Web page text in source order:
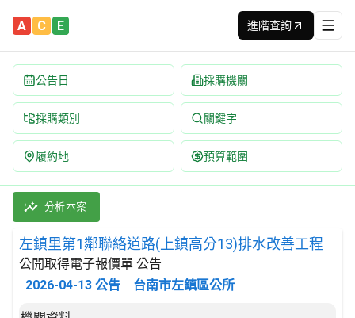
A C E 進階查詢
公告日 採購機關
採購類別 關鍵字
履約地 預算範圍
左鎮里第1鄰聯絡道路(上鎮高分13)排水改善工程 招標公告 |
採購類別：工程類 其他土木工程 | 招標方式：公開取得電
分析本案
左鎮里第1鄰聯絡道路(上鎮高分13)排水改善工程
公開取得電子報價單 公告
2026-04-13 公告 台南市左鎮區公所
招標公告詳細內容